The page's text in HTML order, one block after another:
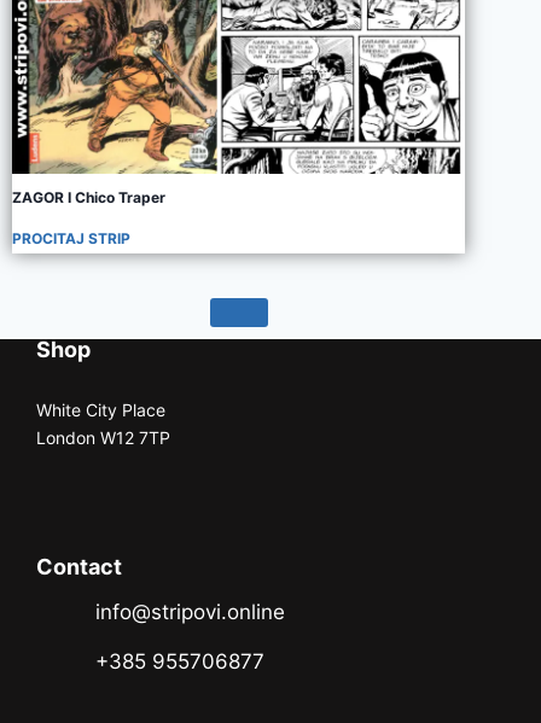
ZAGOR I Chico Traper
PROCITAJ STRIP
Shop
White City Place
London W12 7TP
Contact
info@stripovi.online
+385 955706877